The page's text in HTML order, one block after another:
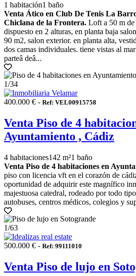
1 habitación1 baño
Venta Ático en Club De Tenis La
Chiclana de la Frontera. Loft a 50 m de
dispuesto en 2 alturas, en planta baja
90 m2, salon exterior. en planta alta,
dos camas individuales. tiene vistas al
parteâ deâ...
1/34
400.000 € - Ref: VEL00915758
Venta Piso de 4
Ayuntamiento , Cádiz
4 habitaciones142 m²1 baño
Venta Piso de 4 habitaciones en
piso con licencia vft en el corazón de
oportunidad de adquirir este magnífico
majestuosa catedral, rodeado por todo
autobuses, centros médicos, colegios y
1/63
500.000 € - Ref: 99111010
Venta Piso de lujo en